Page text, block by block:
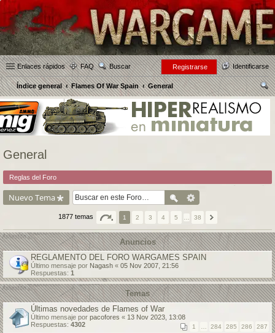
Enlaces rápidos FAQ Buscar Identificarse
Registrarse
Índice general Flames Of War Spain
General
us
General
Reglas del Foro
Nuevo Tema
1877 temas 1 2 3 4 5 38
Anuncios
REGLAMENTO DEL FORO WARGAMES SPAIN
Último mensaje por Nagash « 05 Nov 2007, 21:56
Respuestas: 1
Temas
Últimas novedades de Flames of War
Último mensaje por pacofores « 13 Nov 2023, 13:08
Respuestas: 4302 1 284 285 286 287